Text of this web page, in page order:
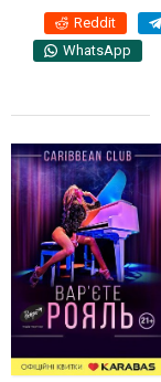
Reddit
WhatsApp